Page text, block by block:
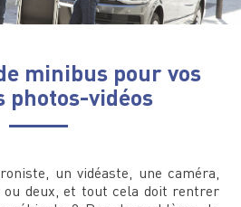
minibus pour vos
photos-vidéos
un vidéaste, une caméra,
ou deux, et tout cela doit rentrer